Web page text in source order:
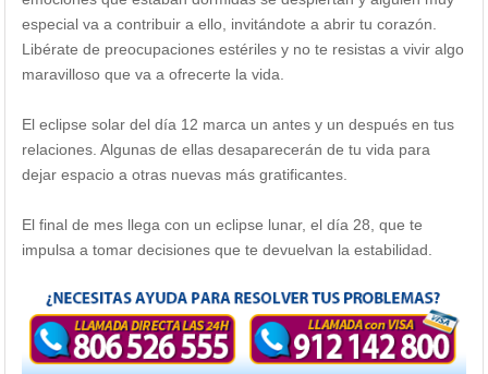
especial va a contribuir a ello, invitándote a abrir tu corazón.
Libérate de preocupaciones estériles y no te resistas a vivir algo
maravilloso que va a ofrecerte la vida.
El eclipse solar del día 12 marca un antes y un después en tus
relaciones. Algunas de ellas desaparecerán de tu vida para
dejar espacio a otras nuevas más gratificantes.
El final de mes llega con un eclipse lunar, el día 28, que te
impulsa a tomar decisiones que te devuelvan la estabilidad.